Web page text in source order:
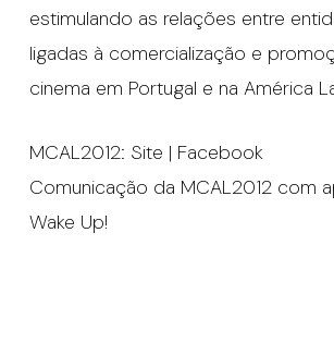
estimulando as relações entre
ligadas à comercialização e
cinema em Portugal e na América
MCAL2012: Site | Facebook
Comunicação da MCAL2012 com
Wake Up!